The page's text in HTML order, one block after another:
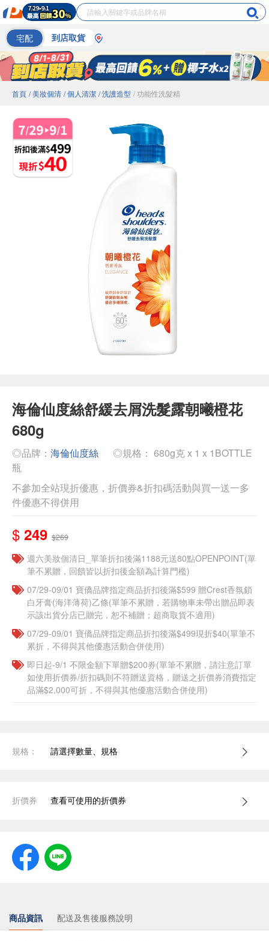
宅配 到店取貨
首頁 / 美妝個清 / 個人清潔 / 洗護造型 / 功能性洗髮精
海倫仙度絲舒緩去屑洗髮露朝曦橙花
680g
◎品牌： 海倫仙度絲
◎規格： 680g克 x 1 x 1BOTTLE
瓶
不參加全站現折優惠，折價券&折扣碼活動與買一送一多
件優惠不得併用
$ 249 $269
週六美妝個清日_單筆折扣後滿1188元送80點OPENPOINT(單
筆不累贈，回饋皆以折扣後金額為計算門檻)
07/29-09/01 寶僑品牌指定商品折扣後滿$599 贈Crest香氛鎖
白牙膏(海洋薄荷)乙條(單筆不累贈，若購物車未帶出贈品即表
示該出貨分店已贈完，恕不補贈；超商取貨不適用)
07/29-09/01 寶僑品牌指定商品折扣後滿$499現折$40(單筆不
累折，不得與其他優惠活動合併使用)
即日起-9/1 不限金額下單贈$200券(單筆不累贈，請注意訂單
如使用折價券/折扣碼則不符贈送資格，贈送之折價券消費指定
品滿$2,000可折，不得與其他優惠活動合併使用)
規格： 請選擇數量、規格
折價券 查看可使用的折價券
商品資訊 配送及售後服務說明